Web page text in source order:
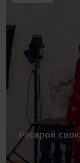
Раскрой